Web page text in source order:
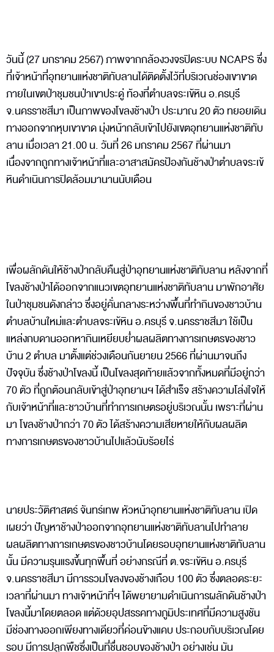
วันนี้ (27 มกราคม 2567) ภาพจากกล้องวงจรปิดระบบ NCAPS ซึ่ง
ที่เจ้าหน้าที่อุทยานแห่งชาติทับลานได้ติดตั้งไว้ที่บริเวณช่องเขาขาด
ภายในเขตป่าชุมชนป่าเขาประดู่ ท้องที่ตำบลจระเข้หิน อ.ครบุรี
จ.นครราชสีมา เป็นภาพของโขลงช้างป่า ประมาณ 20 ตัว ทยอยเดิน
ทางออกจากหุบเขาขาด มุ่งหน้ากลับเข้าไปยังเขตอุทยานแห่งชาติทับ
ลาน เมื่อเวลา 21.00 น. วันที่ 26 มกราคม 2567 ที่ผ่านมา
เนื่องจากถูกทางเจ้าหน้าที่และอาสาสมัครป้องกันช้างป่าตำบลจระเข้
หินดำเนินการปิดล้อมมานานนับเดือน
เพื่อผลักดันให้ช้างป่ากลับคืนสู่ป่าอุทยานแห่งชาติทับลาน หลังจากที่
โขลงช้างป่าได้ออกจากแนวเขตอุทยานแห่งชาติทับลาน มาพักอาศัย
ในป่าชุมชนดังกล่าว ซึ่งอยู่คั่นกลางระหว่างพื้นที่ทำกินของชาวบ้าน
ตำบลบ้านใหม่และตำบลจระเข้หิน อ.ครบุรี จ.นครราชสีมา ใช้เป็น
แหล่งกบดานออกหากินเหยียบย่ำผลผลิตทางการเกษตรของชาว
บ้าน 2 ตำบล มาตั้งแต่ช่วงเดือนกันยายน 2566 ที่ผ่านมาจนถึง
ปัจจุบัน ซึ่งช้างป่าโขลงนี้ เป็นโขลงสุดท้ายแล้วจากทั้งหมดที่มีอยู่กว่า
70 ตัว ที่ถูกต้อนกลับเข้าสู่ป่าอุทยานฯ ได้สำเร็จ สร้างความโล่งใจให้
กับเจ้าหน้าที่และชาวบ้านที่ทำการเกษตรอยู่บริเวณนั้น เพราะที่ผ่าน
มา โขลงช้างป่ากว่า 70 ตัว ได้สร้างความเสียหายให้กับผลผลิต
ทางการเกษตรของชาวบ้านไปแล้วนับร้อยไร่
นายประวัติศาสตร์ จันทร์เทพ หัวหน้าอุทยานแห่งชาติทับลาน เปิด
เผยว่า ปัญหาช้างป่าออกจากอุทยานแห่งชาติทับลานไปทำลาย
ผลผลิตทางการเกษตรของชาวบ้านโดยรอบอุทยานแห่งชาติทับลาน
นั้น มีความรุนแรงขึ้นทุกพื้นที่ อย่างกรณีที่ ต.จระเข้หิน อ.ครบุรี
จ.นครราชสีมา มีการรวมโขลงของช้างเกือบ 100 ตัว ซึ่งตลอดระยะ
เวลาที่ผ่านมา ทางเจ้าหน้าที่ฯ ได้พยายามดำเนินการผลักดันช้างป่า
โขลงนี้มาโดยตลอด แต่ด้วยอุปสรรคทางภูมิประเทศที่มีความสูงชัน
มีช่องทางออกเพียงทางเดียวที่ค่อนข้างแคบ ประกอบกับบริเวณโดย
รอบ มีการปลูกพืชซึ่งเป็นที่ชื่นชอบของช้างป่า อย่างเช่น มัน